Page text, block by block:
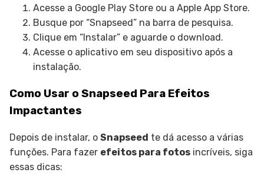
Acesse a Google Play Store ou a Apple App Store.
Busque por “Snapseed” na barra de pesquisa.
Clique em “Instalar” e aguarde o download.
Acesse o aplicativo em seu dispositivo após a
instalação.
Como Usar o Snapseed Para Efeitos
Impactantes
Depois de instalar, o Snapseed te dá acesso a várias
funções. Para fazer efeitos para fotos incríveis, siga
essas dicas: